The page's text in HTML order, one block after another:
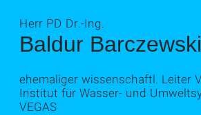
Baldur Barczewski
Herr PD Dr.-Ing.
ehemaliger wissenschaftl. Leiter
Institut für Wasser- und
VEGAS